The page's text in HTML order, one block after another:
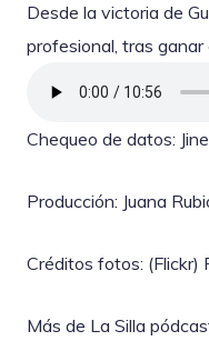
Desde la victoria de
profesional, tras ganar
Chequeo de datos:
Producción: Juana
Créditos fotos: (Flickr)
Más de La Silla